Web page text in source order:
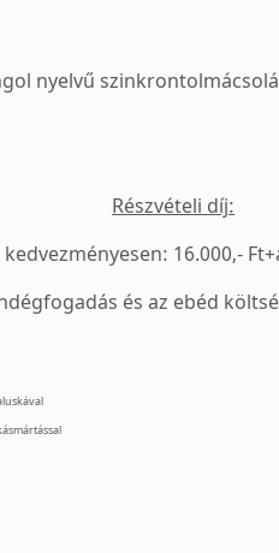
nyelvű
Részvételi díj:
kedvezményesen: 16.000,-
és az ebéd